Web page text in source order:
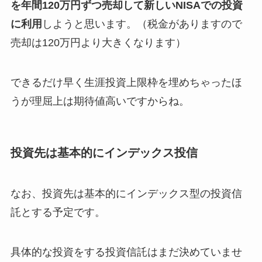
を年間120万円ずつ売却して新しいNISAでの投資
に利用 しようと思います。（税金がありますので
売却は120万円より大きくなります）
できるだけ早く生涯投資上限枠を埋めちゃったほ
うが理屈上は期待値高いですからね。
投資先は基本的にインデックス投信
なお、投資先は基本的にインデックス型の投資信
託とする予定です。
具体的な投資をする投資信託はまだ決めていませ